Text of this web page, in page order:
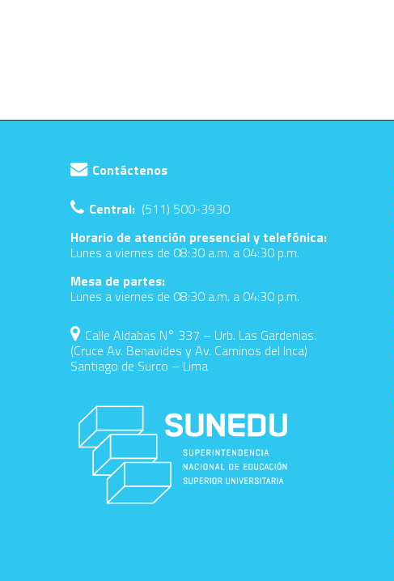
Contáctenos
Central: (511) 500-3930
Horario de atención presencial y telefónica:
Lunes a viernes de 08:30 a.m. a 04:30 p.m.
Mesa de partes:
Lunes a viernes de 08:30 a.m. a 04:30 p.m.
Calle Aldabas N° 337 – Urb. Las Gardenias.
(Cruce Av. Benavides y Av. Caminos del Inca)
Santiago de Surco – Lima